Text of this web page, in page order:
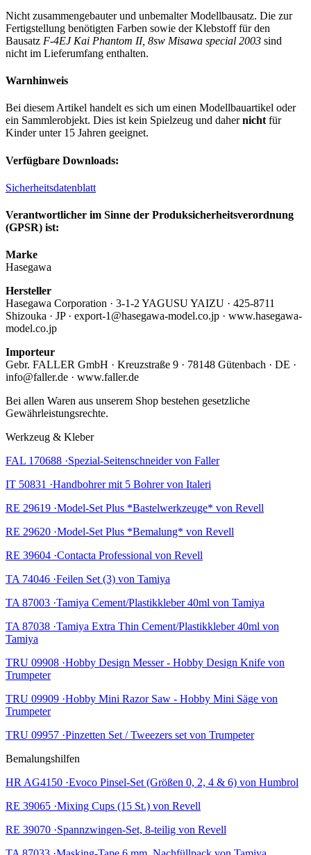
Nicht zusammengebauter und unbemalter Modellbausatz. Die zur
Fertigstellung benötigten Farben sowie der Klebstoff für den
Bausatz F-4EJ Kai Phantom II, 8sw Misawa special 2003 sind
nicht im Lieferumfang enthalten.
Warnhinweis
Bei diesem Artikel handelt es sich um einen Modellbauartikel oder
ein Sammlerobjekt. Dies ist kein Spielzeug und dahernicht für
Kinder unter 15 Jahren geeignet.
Verfügbare Downloads:
Sicherheitsdatenblatt
Verantwortlicher im Sinne der Produksicherheitsverordnung
(GPSR) ist:
Marke
Hasegawa
Hersteller
Hasegawa Corporation · 3-1-2 YAGUSU YAIZU · 425-8711
Shizouka · JP · export-1@hasegawa-model.co.jp · www.hasegawa-
model.co.jp
Importeur
Gebr. FALLER GmbH · Kreuzstraße 9 · 78148 Gütenbach · DE ·
info@faller.de · www.faller.de
Bei allen Waren aus unserem Shop bestehen gesetzliche
Gewährleistungsrechte.
Werkzeug & Kleber
FAL 170688 ·Spezial-Seitenschneider von Faller
IT 50831 ·Handbohrer mit 5 Bohrer von Italeri
RE 29619 ·Model-Set Plus *Bastelwerkzeuge* von Revell
RE 29620 ·Model-Set Plus *Bemalung* von Revell
RE 39604 ·Contacta Professional von Revell
TA 74046 ·Feilen Set (3) von Tamiya
TA 87003 ·Tamiya Cement/Plastikkleber 40ml von Tamiya
TA 87038 ·Tamiya Extra Thin Cement/Plastikkleber 40ml von
Tamiya
TRU 09908 ·Hobby Design Messer - Hobby Design Knife von
Trumpeter
TRU 09909 ·Hobby Mini Razor Saw - Hobby Mini Säge von
Trumpeter
TRU 09957 ·Pinzetten Set / Tweezers set von Trumpeter
Bemalungshilfen
HR AG4150 ·Evoco Pinsel-Set (Größen 0, 2, 4 & 6) von Humbrol
RE 39065 ·Mixing Cups (15 St.) von Revell
RE 39070 ·Spannzwingen-Set, 8-teilig von Revell